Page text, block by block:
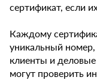
сертификат, если
Каждому
уникальный
клиенты и
могут проверить